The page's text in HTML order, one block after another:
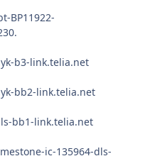
b3-link.telia.net
bb2-link.telia.net
bb1-link.telia.net
ic-135964-dls-